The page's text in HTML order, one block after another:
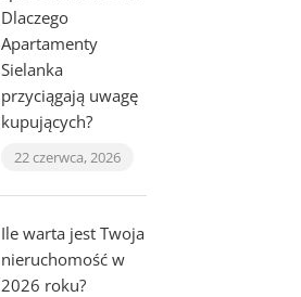
Dlaczego
Apartamenty
Sielanka
przyciągają uwagę
kupujących?
22 czerwca, 2026
Ile warta jest Twoja
nieruchomość w
2026 roku?